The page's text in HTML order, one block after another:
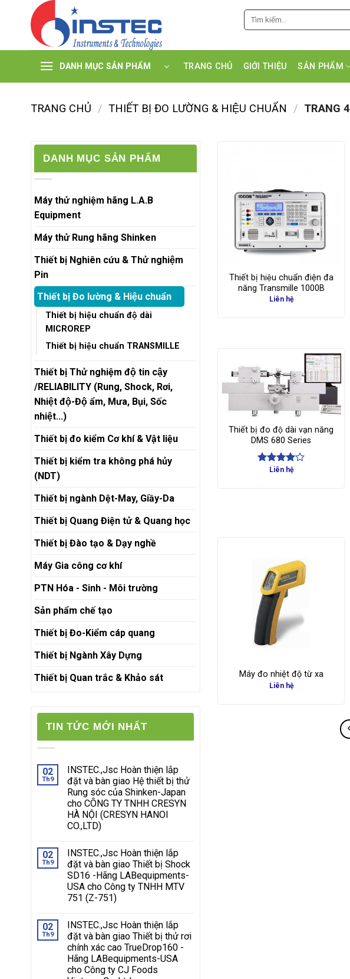
Tìm
DANH MỤC SẢN PHẨM TRANG CHỦ GIỚI THIỆU SẢN PHẨM
TRANG CHỦ / THIẾT BỊ ĐO LƯỜNG & HIỆU CHUẨN / TRANG 4
DANH MỤC SẢN PHẨM
Máy thử nghiệm hãng L.A.B
Equipment
Máy thử Rung hãng Shinken
Thiết bị Nghiên cứu & Thử nghiệm
Pin
Thiết bị Đo lường & Hiệu chuẩn
Thiết bị hiệu chuẩn độ dài
MICROREP
Thiết bị hiệu chuẩn TRANSMILLE
Thiết bị Thử nghiệm độ tin cậy
/RELIABILITY (Rung, Shock, Rơi,
Nhiệt độ-Độ ẩm, Mưa, Bụi, Sốc
nhiệt...)
Thiết bị đo kiểm Cơ khí & Vật liệu
Thiết bị kiểm tra không phá hủy
(NDT)
Thiết bị ngành Dệt-May, Giầy-Da
Thiết bị Quang Điện tử & Quang học
Thiết bị Đào tạo & Dạy nghề
Máy Gia công cơ khí
PTN Hóa - Sinh - Môi trường
Sản phẩm chế tạo
Thiết bị Đo-Kiểm cáp quang
Thiết bị Ngành Xây Dựng
Thiết bị Quan trắc & Khảo sát
TIN TỨC MỚI NHẤT
02
Th9
INSTEC.,Jsc Hoàn thiện lắp
đặt và bàn giao Hệ thiết bị thử
Rung sóc của Shinken-Japan
cho CÔNG TY TNHH CRESYN
HÀ NỘI (CRESYN HANOI
CO.,LTD)
02
Th9
INSTEC.,Jsc Hoàn thiện lắp
đặt và bàn giao Thiết bị Shock
SD16 -Hãng LABequipments-
USA cho Công ty TNHH MTV
751 (Z-751)
02
Th9
INSTEC.,Jsc Hoàn thiện lắp
đặt và bàn giao Thiết bị thử rơi
chính xác cao TrueDrop160 -
Hãng LABequipments-USA
cho Công ty CJ Foods
Thiết bị hiệu chuẩn điện đa
năng Transmille 1000B
Liên hệ
Thiết bị đo độ dài vạn năng
DMS 680 Series
ĐượcLiên hệ
Máy đo nhiệt độ từ xa
Liên hệ